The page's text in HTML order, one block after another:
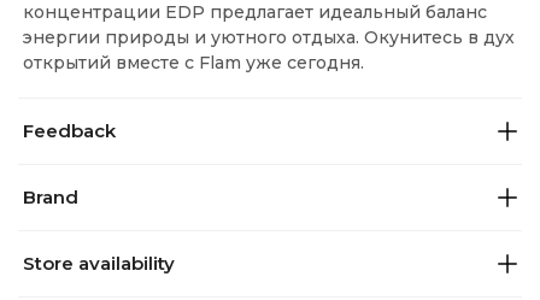
концентрации EDP предлагает идеальный баланс
энергии природы и уютного отдыха. Окунитесь в дух
открытий вместе с Flam уже сегодня.
Feedback
Brand
Store availability